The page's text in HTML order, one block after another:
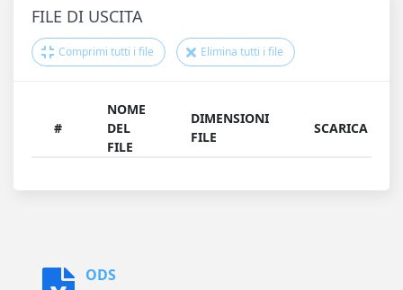
FILE DI USCITA
Comprimi tutti i file Elimina tutti i file
#
NOME
DEL
FILE
DIMENSIONI
FILE
SCARICA
ODS